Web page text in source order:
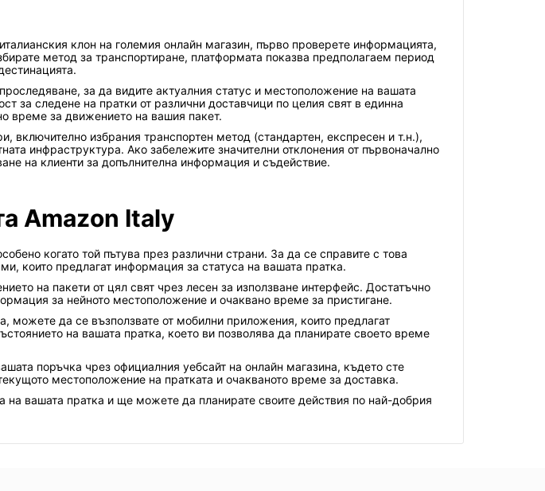
клон на големия онлайн магазин, първо проверете информацията,
метод за транспортиране, платформата показва предполагаем период
за да видите актуалния статус и местоположение на вашата
за следене на пратки от различни доставчици по целия свят в единна
време за движението на вашия пакет.
избрания транспортен метод (стандартен, експресен и т.н.),
инфраструктура. Ако забележите значителни отклонения от първоначално
на клиенти за допълнителна информация и съдействие.
Amazon Italy
когато той пътува през различни страни. За да се справите с това
които предлагат информация за статуса на вашата пратка.
на пакети от цял свят чрез лесен за използване интерфейс. Достатъчно
за нейното местоположение и очаквано време за пристигане.
можете да се възползвате от мобилни приложения, които предлагат
на вашата пратка, което ви позволява да планирате своето време
поръчка чрез официалния уебсайт на онлайн магазина, където сте
местоположение на пратката и очакваното време за доставка.
вашата пратка и ще можете да планирате своите действия по най-добрия